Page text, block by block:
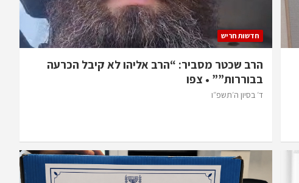
חדשות חריש
הרב שכטר מסביר: “הרב אליהו לא קיבל הכרעה
בבוררות”” • צפו
ד׳ בסיון ה׳תשפ״ו